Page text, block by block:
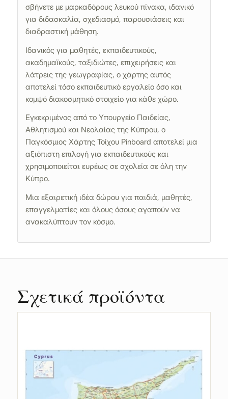
σβήνετε με μαρκαδόρους λευκού πίνακα, ιδανικό
για διδασκαλία, σχεδιασμό, παρουσιάσεις και
διαδραστική μάθηση.
Ιδανικός για μαθητές, εκπαιδευτικούς,
ακαδημαϊκούς, ταξιδιώτες, επιχειρήσεις και
λάτρεις της γεωγραφίας, ο χάρτης αυτός
αποτελεί τόσο εκπαιδευτικό εργαλείο όσο και
κομψό διακοσμητικό στοιχείο για κάθε χώρο.
Εγκεκριμένος από το Υπουργείο Παιδείας,
Αθλητισμού και Νεολαίας της Κύπρου, ο
Παγκόσμιος Χάρτης Τοίχου Pinboard αποτελεί μια
αξιόπιστη επιλογή για εκπαιδευτικούς και
χρησιμοποιείται ευρέως σε σχολεία σε όλη την
Κύπρο.
Μια εξαιρετική ιδέα δώρου για παιδιά, μαθητές,
επαγγελματίες και όλους όσους αγαπούν να
ανακαλύπτουν τον κόσμο.
Σχετικά προϊόντα